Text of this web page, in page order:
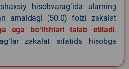
hisobvaragʻida ularning
amaldagi (50.0) foizi zakalat
ega boʻlishlari talab etiladi.
zakalat sifatida hisobga